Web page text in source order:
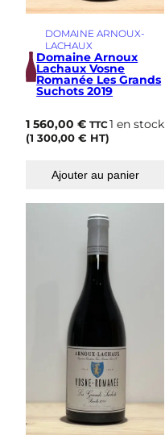
DOMAINE ARNOUX-
LACHAUX
Domaine Arnoux
Lachaux Vosne
Romanée Les Grands
Suchots 2019
1 560,00€ TTC
(1 300,00€ HT)
1 en stock
Ajouter au panier